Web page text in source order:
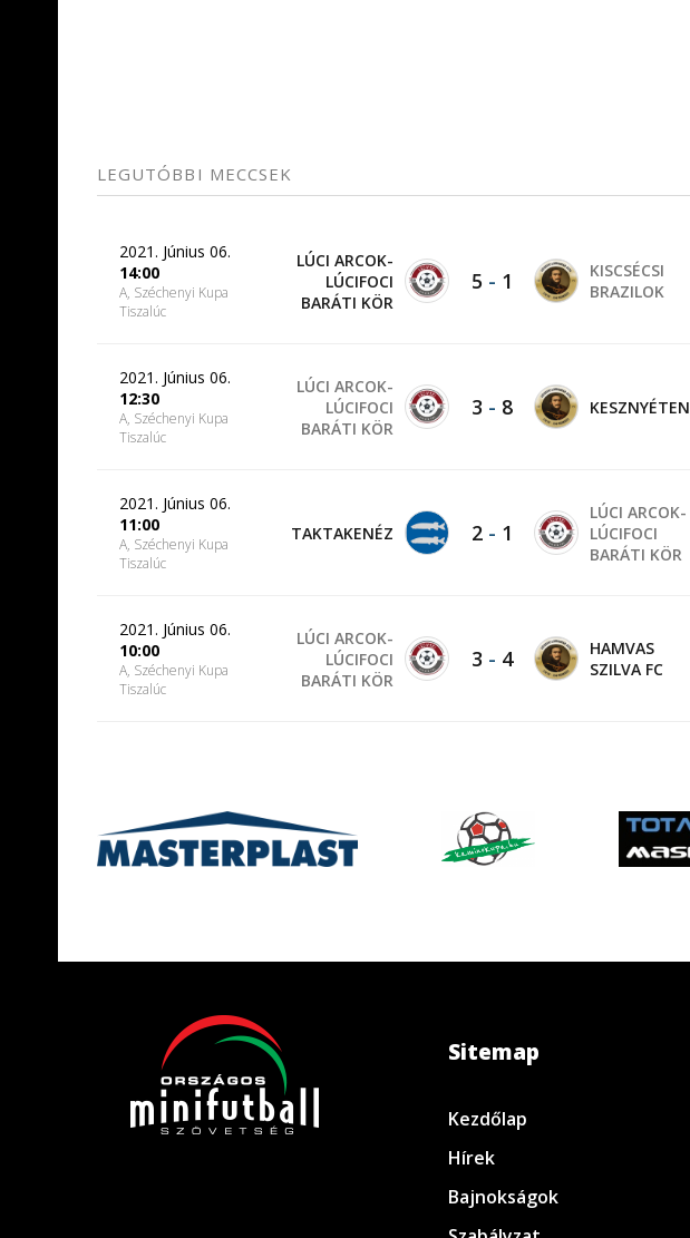
LEGUTÓBBI MECCSEK
2021. Június 06.
14:00
A, Széchenyi Kupa
Tiszalúc
LÚCI ARCOK-
LÚCIFOCI
BARÁTI KÖR
5 - 1
KISCSÉCSI
BRAZILOK
2021. Június 06.
12:30
A, Széchenyi Kupa
Tiszalúc
LÚCI ARCOK-
LÚCIFOCI
BARÁTI KÖR
3 - 8 KESZNYÉTEN
2021. Június 06.
11:00
A, Széchenyi Kupa
Tiszalúc
TAKTAKENÉZ 2- 1
LÚCI ARCOK-
LÚCIFOCI
BARÁTI KÖR
2021. Június 06.
10:00
A, Széchenyi Kupa
Tiszalúc
LÚCI ARCOK-
LÚCIFOCI
BARÁTI KÖR
3 - 4
HAMVAS
SZILVA FC
Sitemap
Kezdőlap
Hírek
Bajnokságok